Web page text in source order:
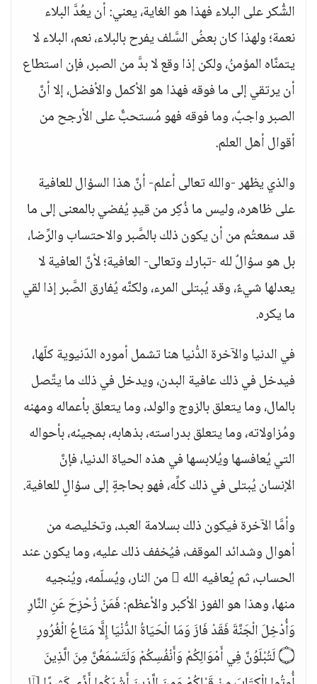
الشُّكر على البلاء فهذا هو الغاية، يعني: أن يعُدَّ البلاء
نعمة؛ ولهذا كان بعضُ السَّلف يفرح بالبلاء، نعم، البلاء لا
يتمنَّاه المؤمنُ، ولكن إذا وقع لا بدَّ من الصبر، فإن استطاع
أن يرتقي إلى ما فوقه فهذا هو الأكمل والأفضل، إلا أنَّ
الصبر واجبٌ، وما فوقه فهو مُستحبٌّ على الأرجح من
أقوال أهل العلم.
والذي يظهر -والله تعالى أعلم- أنَّ هذا السؤال للعافية
على ظاهره، وليس ما ذُكِر من قيدٍ يُفضي بالمعنى إلى ما
قد سمعتُم من أن يكون ذلك بالصَّبر والاحتساب والرِّضا،
بل هو سؤالٌ لله -تبارك وتعالى- العافية؛ لأنَّ العافية لا
يعدلها شيءٌ، وقد يُبتلى المرء، ولكنَّه يُفارق الصَّبر إذا لقي
ما يكره.
في الدنيا والآخرة الدُّنيا هنا تشمل أموره الدّنيوية كلّها،
فيدخل في ذلك عافية البدن، ويدخل في ذلك ما يتَّصل
بالمال، وما يتعلق بالزوج والولد، وما يتعلق بأعماله ومهنه
ومُزاولاته، وما يتعلق بدراسته، بذهابه، بمجيئه، بأحواله
التي يُعافسها ويُلابسها في هذه الحياة الدنيا، فإنَّ
الإنسان يُبتلى في ذلك كلِّه، فهو بحاجةٍ إلى سؤالٍ للعافية.
وأمَّا الآخرة فيكون ذلك بسلامة العبد، وتخليصه من
أهوال وشدائد الموقف، فيُخفف ذلك عليه، وما يكون عند
الحساب، ثم يُعافيه الله  من النار، ويُسلّمه، ويُنجيه
منها، وهذا هو الفوز الأكبر والأعظم: فَمَنْ زُحْزِحَ عَنِ النَّارِ
وَأُدْخِلَ الْجَنَّةَ فَقَدْ فَازَ وَمَا الْحَيَاةُ الدُّنْيَا إِلَّا مَتَاعُ الْغُرُورِ
۝ لَتُبْلَوُنَّ فِي أَمْوَالِكُمْ وَأَنْفُسِكُمْ وَلَتَسْمَعُنَّ مِنَ الَّذِينَ